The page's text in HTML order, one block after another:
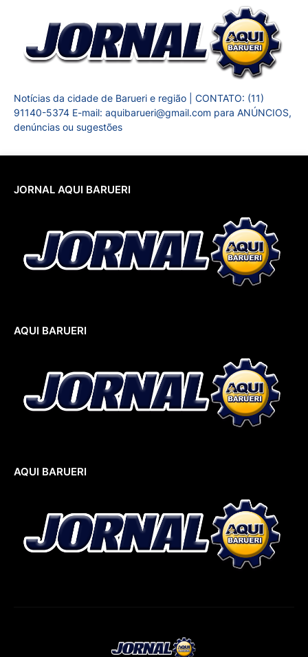
Notícias da cidade de Barueri e região | CONTATO: (11)
91140-5374 E-mail: aquibarueri@gmail.com para ANÚNCIOS,
denúncias ou sugestões
JORNAL AQUI BARUERI
AQUI BARUERI
AQUI BARUERI